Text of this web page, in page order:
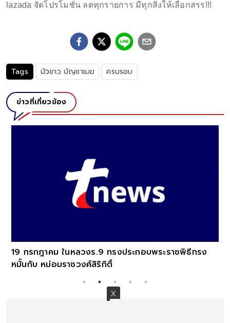
lazada จัดโปรโมชั่น ลดทุกรายการ มีทุกสิ่งให้เลือกสรร!!!
Tags บัวขาว บัญชาเมฆ ครบรอบ
ข่าวที่เกี่ยวข้อง
19 กรกฎาคม ในหลวงร.9 ทรงประกอบพระราชพิธีทรง
หมั้นกับ หม่อมราชวงศ์สิริกิติ์